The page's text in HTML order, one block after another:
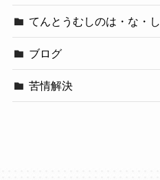
てんとうむしのは・な・し
ブログ
苦情解決